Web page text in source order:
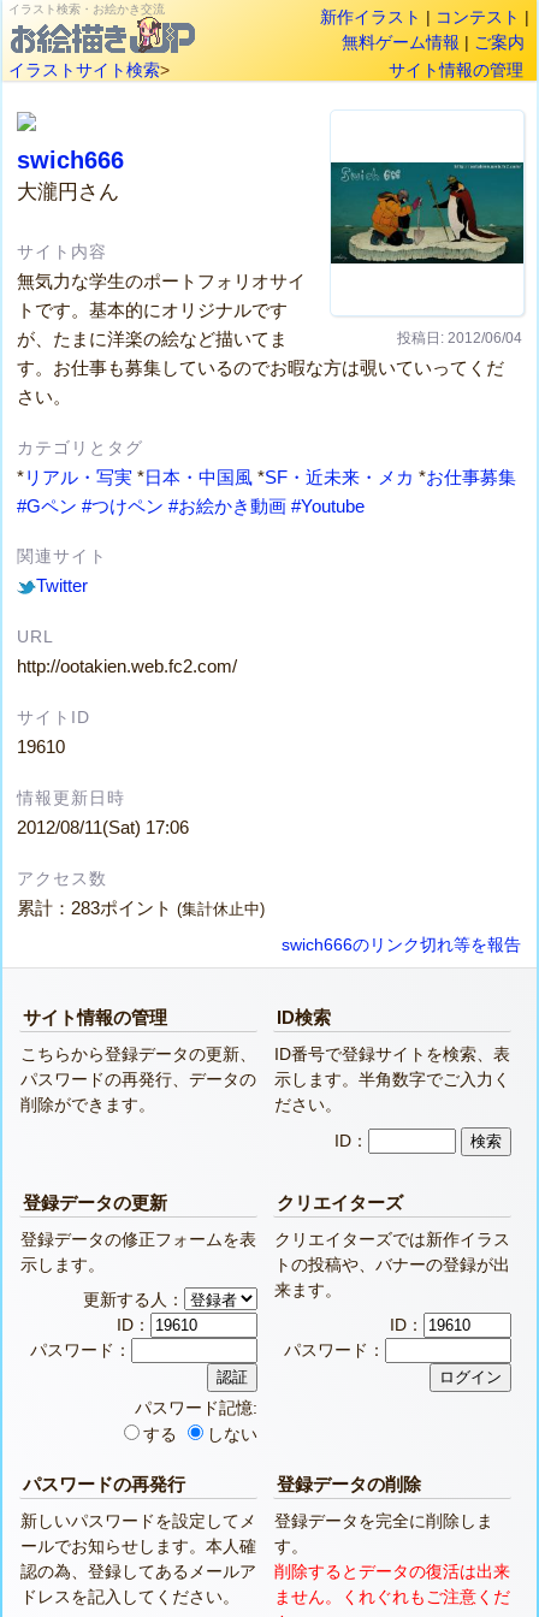
イラスト検索・お絵かき交流 新作イラスト | コンテスト |
無料ゲーム情報 | ご案内
イラストサイト検索> サイト情報の管理
投稿日: 2012/06/04
swich666
大瀧円さん
サイト内容
無気力な学生のポートフォリオサイ
トです。基本的にオリジナルです
が、たまに洋楽の絵など描いてま
す。お仕事も募集しているのでお暇な方は覗いていってくだ
さい。
カテゴリとタグ
*リアル・写実 *日本・中国風 *SF・近未来・メカ *お仕事募集
#Gペン #つけペン #お絵かき動画 #Youtube
関連サイト
Twitter
URL
http://ootakien.web.fc2.com/
サイトID
19610
情報更新日時
2012/08/11(Sat) 17:06
アクセス数
累計：283ポイント(集計休止中)
swich666のリンク切れ等を報告
サイト情報の管理
こちらから登録データの更新、
パスワードの再発行、データの
削除ができます。
ID検索
ID番号で登録サイトを検索、表
示します。半角数字でご入力く
ださい。
ID：
登録データの更新
登録データの修正フォームを表
示します。
更新する人：
ID：
パスワード：
パスワード記憶:
する
しない
クリエイターズ
クリエイターズでは新作イラス
トの投稿や、バナーの登録が出
来ます。
ID：
パスワード：
パスワードの再発行
新しいパスワードを設定してメ
ールでお知らせします。本人確
認の為、登録してあるメールア
ドレスを記入してください。
登録データの削除
登録データを完全に削除しま
す。
削除するとデータの復活は出来
ません。くれぐれもご注意くだ